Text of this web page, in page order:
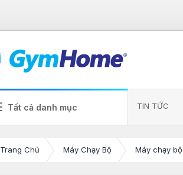
Tất cả danh mục TIN TỨC
Trang Chủ Máy Chạy Bộ Máy chạy